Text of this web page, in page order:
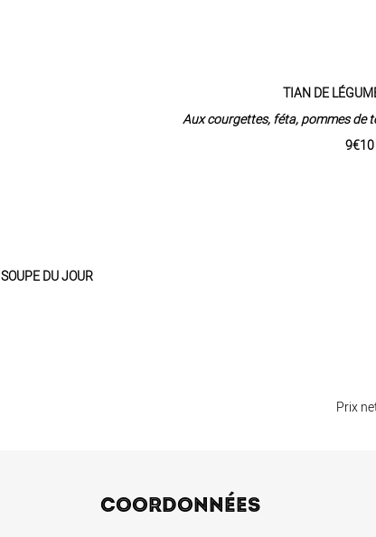
TIAN DE LÉGUMES A LA
Aux courgettes, féta, pommes de terre et
9€10
SOUPE DU JOUR
Prix nets
COORDONNÉES